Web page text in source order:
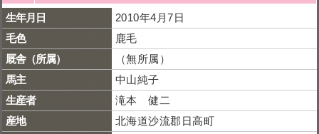
生年月日
2010年4月7日
毛色
鹿毛
厩舎（所属）
（無所属）
馬主
中山純子
生産者
滝本 健二
産地
北海道沙流郡日高町